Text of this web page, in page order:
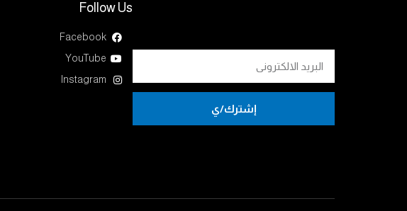
إشترك/ي
Follow Us
Facebook
YouTube
Instagram